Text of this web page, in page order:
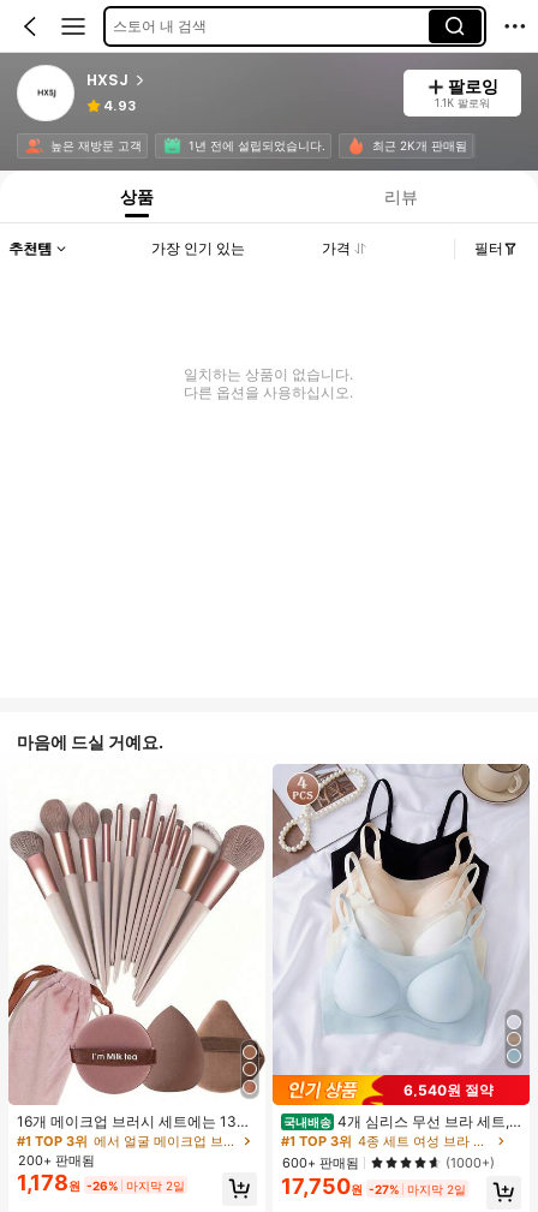
스토어 내 검색
HXSJ
4.93
팔로잉
1.1K 팔로워
높은 재방문 고객 1년 전에 설립되었습니다. 최근 2K개 판매됨
상품 리뷰
추천템 가장 인기 있는 가격 필터
일치하는 상품이 없습니다.
다른 옵션을 사용하십시오.
마음에 드실 거예요.
16개 메이크업 브러시 세트에는 13개
메이크업 브러시, 1개 눈물 모양 메이
크업 스펀지, 1개 둥근 쿠션 파우더 브
러시, 1개 삼각형 메이크업 스펀지가
포함되어 있습니다 - 클래식 세트. 부
#1 TOP 3위
에서 얼굴 메이크업 브러시 세트
200+ 판매됨
1,178원 -26% 마지막 2일
6,540원 절약
국내배송 4개 심리스 무선 브라 세트,
작은 가슴 보정, 초박형 통기성 아이스
실크 섹시 편안한 백리스 란제리 브라,
조절 가능
#1 TOP 3위
4종 세트 여성 브라 & 브랄렛
600+ 판매됨
(1000+)
17,750원 -27% 마지막 2일